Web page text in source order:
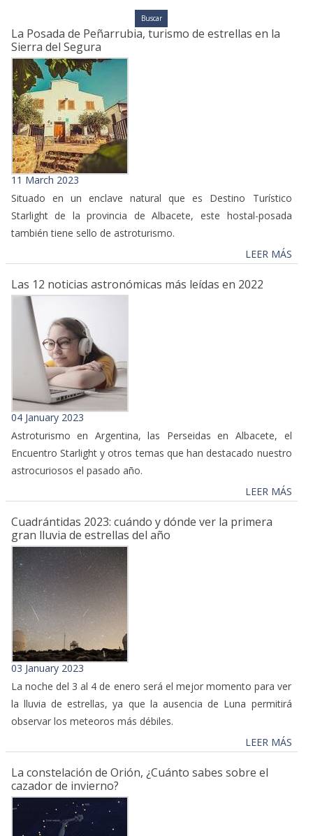
La Posada de Peñarrubia, turismo de estrellas en la
Sierra del Segura
11 March 2023
Situado en un enclave natural que es Destino Turístico
Starlight de la provincia de Albacete, este hostal-posada
también tiene sello de astroturismo.
LEER MÁS
Las 12 noticias astronómicas más leídas en 2022
04 January 2023
Astroturismo en Argentina, las Perseidas en Albacete, el
Encuentro Starlight y otros temas que han destacado nuestro
astrocuriosos el pasado año.
LEER MÁS
Cuadrántidas 2023: cuándo y dónde ver la primera
gran lluvia de estrellas del año
03 January 2023
La noche del 3 al 4 de enero será el mejor momento para ver
la lluvia de estrellas, ya que la ausencia de Luna permitirá
observar los meteoros más débiles.
LEER MÁS
La constelación de Orión, ¿Cuánto sabes sobre el
cazador de invierno?